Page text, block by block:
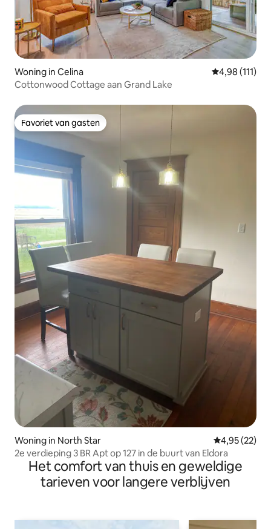
Woning in Celina Gemiddelde
4,98 (111)
Cottonwood Cottage aan Grand Lake
Favoriet van gasten
Favoriet van gasten
Woning in North Star Gemiddelde
4,95 (22)
2e verdieping 3 BR Apt op 127 in de buurt van Eldora
Het comfort van thuis en geweldige
tarieven voor langere verblijven